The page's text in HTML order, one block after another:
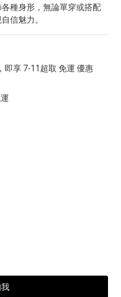
種身形，無論單穿或搭配
信魅力。
即享 7-11超取 免運 優惠